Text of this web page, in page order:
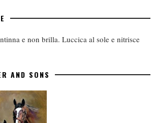
e non brilla. Luccica al sole e nitrisce
AND SONS